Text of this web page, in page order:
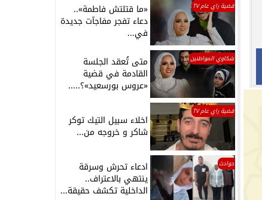
قضية راي عام TV «ما قتلتش فاطمة»..
دعاء تفجر مفاجآت جديدة
في...
شكاوي المواطنين متى تُعقد الجلسة
القادمة في قضية
«عروس بورسعيد»؟.....
قضية راي عام TV
اخلاء سبيل التيك توكر
شاكر و خروجه من...
حوادث ادعاء تحرش وسرقة
ينتهي بالاعتراف..
الداخلية تكشف حقيقة...